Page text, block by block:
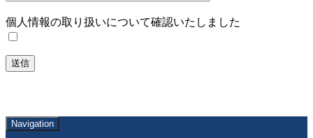
個人情報の取り扱いについて確認いたしました
Navigation